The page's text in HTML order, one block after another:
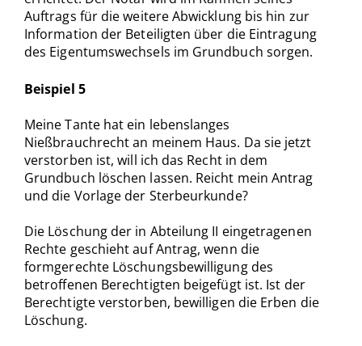
Auftrags für die weitere Abwicklung bis hin zur
Information der Beteiligten über die Eintragung
des Eigentumswechsels im Grundbuch sorgen.
Beispiel 5
Meine Tante hat ein lebenslanges
Nießbrauchrecht an meinem Haus. Da sie jetzt
verstorben ist, will ich das Recht in dem
Grundbuch löschen lassen. Reicht mein Antrag
und die Vorlage der Sterbeurkunde?
Die Löschung der in Abteilung II eingetragenen
Rechte geschieht auf Antrag, wenn die
formgerechte Löschungsbewilligung des
betroffenen Berechtigten beigefügt ist. Ist der
Berechtigte verstorben, bewilligen die Erben die
Löschung.